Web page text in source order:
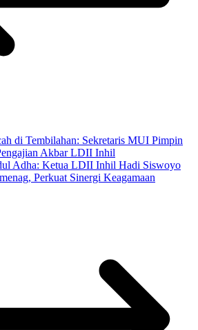
di Tembilahan: Sekretaris MUI Pimpin
Akbar LDII Inhil
Adha: Ketua LDII Inhil Hadi Siswoyo
Perkuat Sinergi Keagamaan